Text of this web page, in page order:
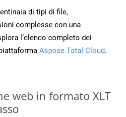
di tipi di file,
complesse con una
l’elenco completo dei
Aspose.Total Cloud.
web in formato XLT